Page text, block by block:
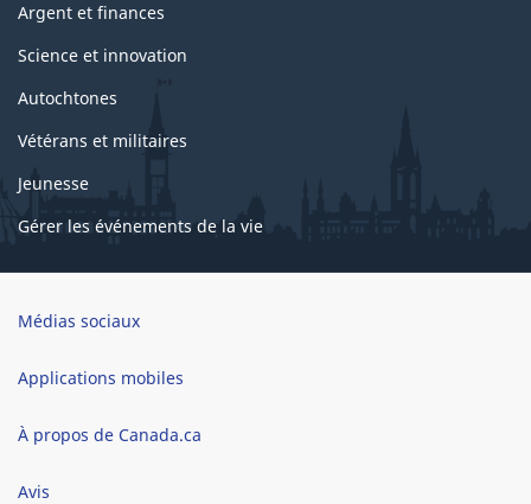
Argent et finances
Science et innovation
Autochtones
Vétérans et militaires
Jeunesse
Gérer les événements de la vie
Brand
Médias sociaux
Applications mobiles
À propos de Canada.ca
Avis